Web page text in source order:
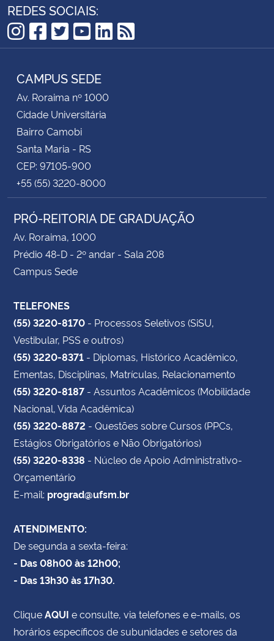
REDES SOCIAIS:
Instagram
Facebook
Twitter
YouTube
LinkedIn
RSS
CAMPUS SEDE
Av. Roraima nº 1000
Cidade Universitária
Bairro Camobi
Santa Maria - RS
CEP: 97105-900
+55 (55) 3220-8000
PRÓ-REITORIA DE GRADUAÇÃO
Av. Roraima, 1000
Prédio 48-D - 2º andar - Sala 208
Campus Sede
TELEFONES
(55) 3220-8170 - Processos Seletivos (SiSU,
Vestibular, PSS e outros)
(55) 3220-8371 - Diplomas, Histórico Acadêmico,
Ementas, Disciplinas, Matrículas, Relacionamento
(55) 3220-8187 - Assuntos Acadêmicos (Mobilidade
Nacional, Vida Acadêmica)
(55) 3220-8872 - Questões sobre Cursos (PPCs,
Estágios Obrigatórios e Não Obrigatórios)
(55) 3220-8338 - Núcleo de Apoio Administrativo-
Orçamentário
E-mail: prograd@ufsm.br
ATENDIMENTO:
De segunda a sexta-feira:
- Das 08h00 às 12h00;
- Das 13h30 às 17h30.
CliqueAQUI e consulte, via telefones e e-mails, os
horários específicos de subunidades e setores da